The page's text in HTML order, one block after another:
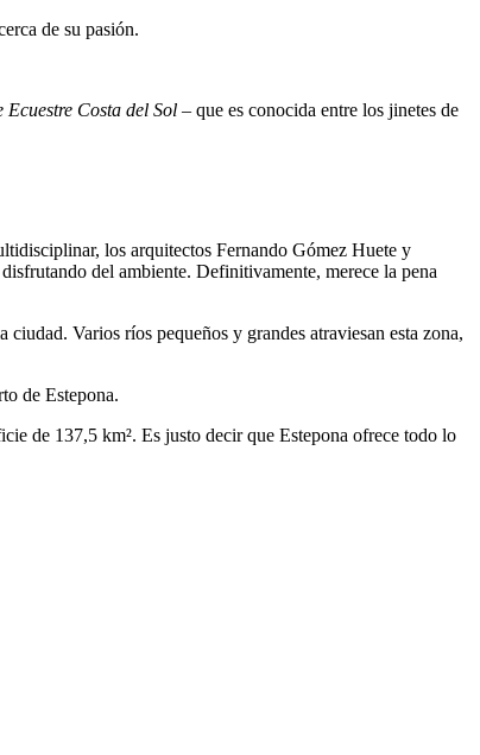
de su pasión.
Ecuestre Costa del Sol – que es conocida entre los jinetes de
los arquitectos Fernando Gómez Huete y
del ambiente. Definitivamente, merece la pena
Varios ríos pequeños y grandes atraviesan esta zona,
de Estepona.
de 137,5 km². Es justo decir que Estepona ofrece todo lo